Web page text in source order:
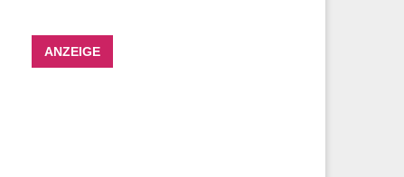
ANZEIGE